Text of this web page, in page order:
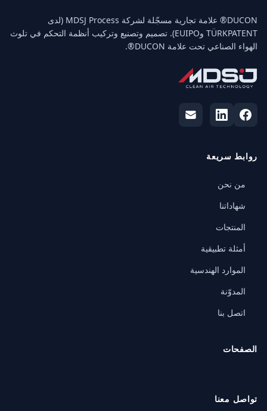
‏DUCON® علامة تجارية مسجّلة لشركة MDSJ Process (لدى
TÜRKPATENT وEUIPO). تصميم وتصنيع وتركيب أنظمة التحكم في تلوث
الهواء الصناعي تحت علامة DUCON®.
روابط سريعة
من نحن
شهاداتنا
المنتجات
أمثلة تطبيقية
الموارد الهندسية
المدوّنة
اتصل بنا
الصفحات
تواصل معنا